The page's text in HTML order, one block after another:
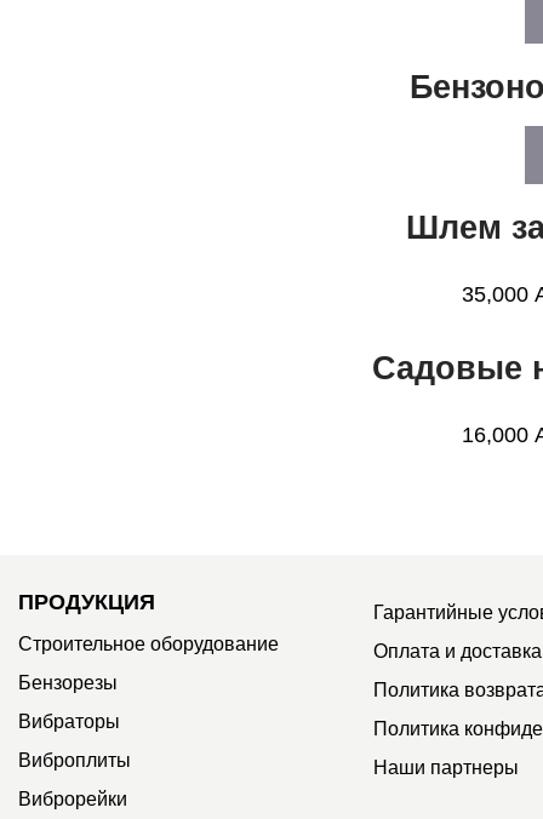
Шлем
35,000
Садовые
16,000
ПРОДУКЦИЯ
Строительное оборудование
Бензорезы
Вибраторы
Виброплиты
Виброрейки
Гарантийные
Оплата и доставка
Политика
Политика
Наши партнеры